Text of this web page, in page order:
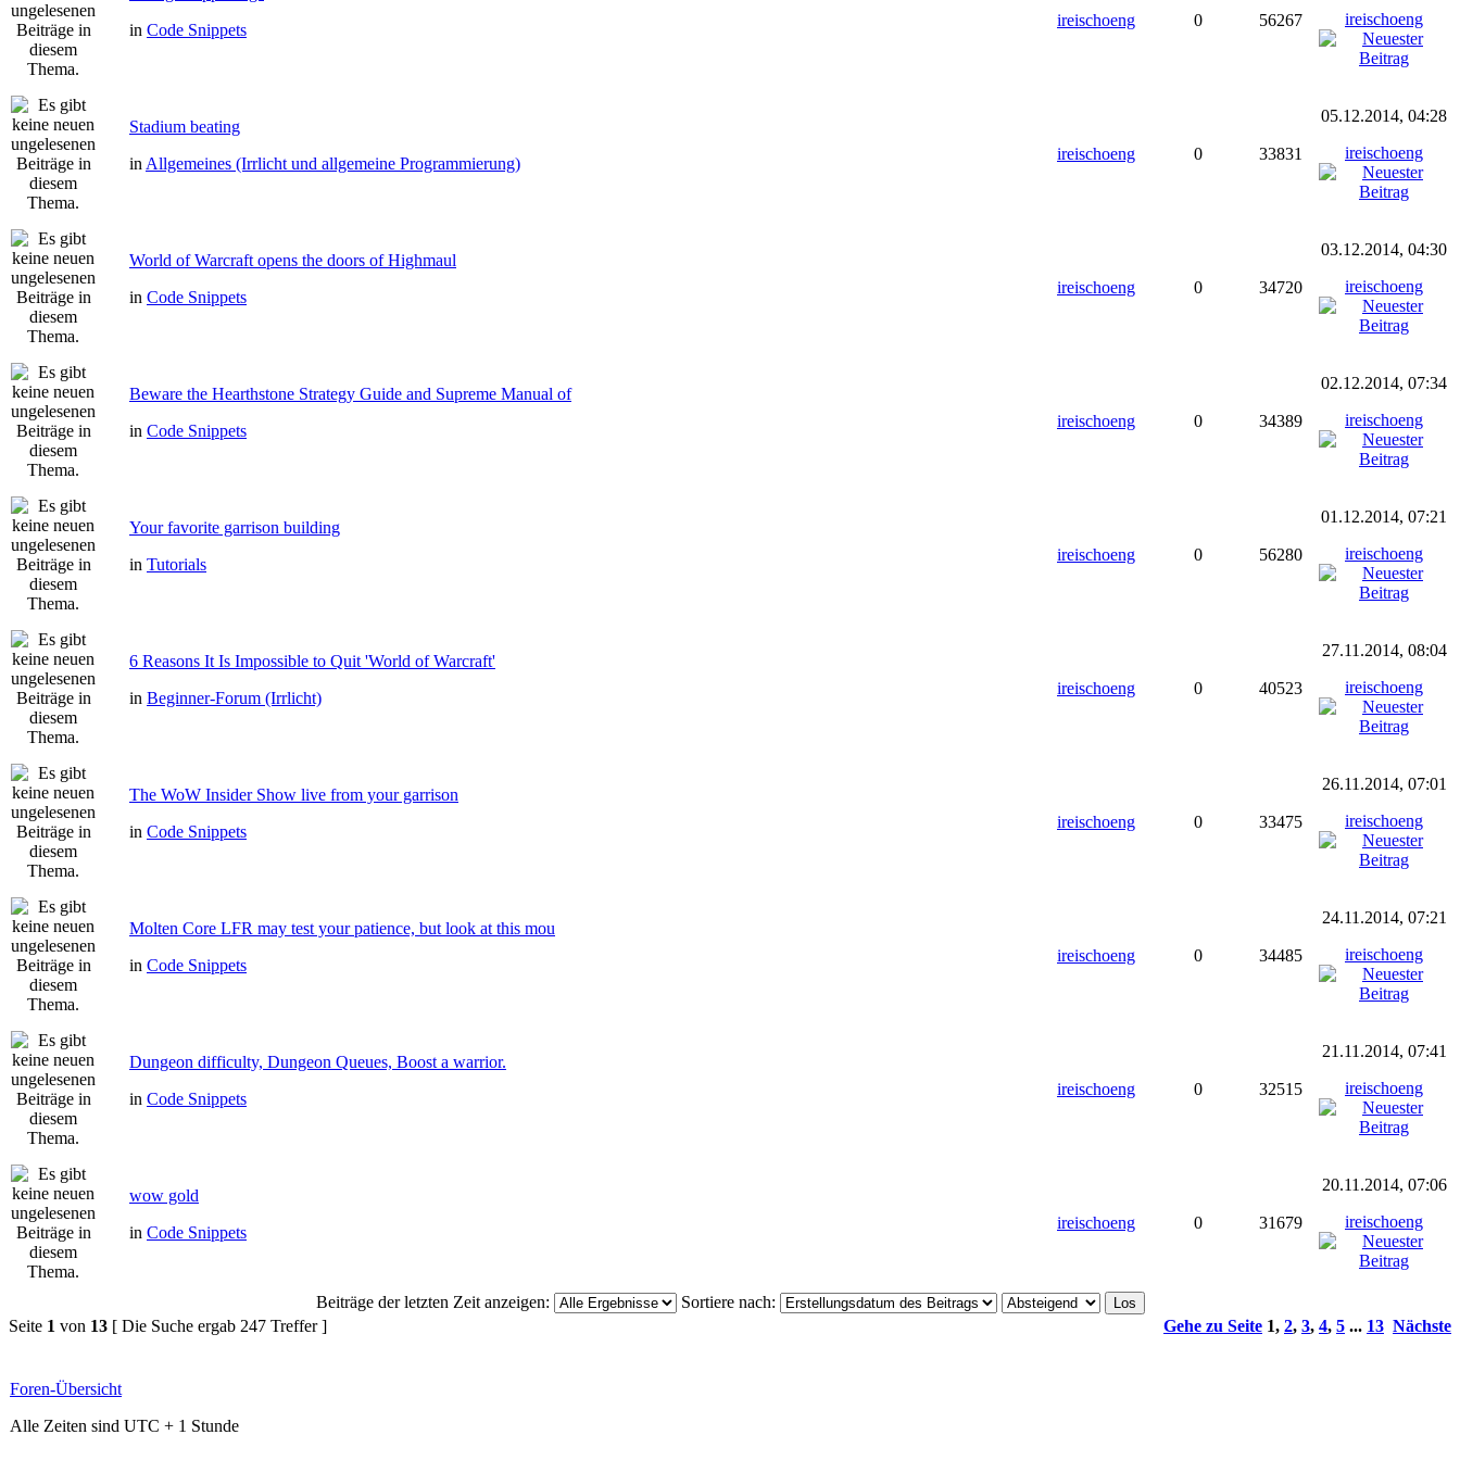
in Code Snippets
ireischoeng 0 56267
ireischoeng
Stadium beating
in Allgemeines (Irrlicht und allgemeine Programmierung)
ireischoeng 0 33831
05.12.2014, 04:28
ireischoeng
World of Warcraft opens the doors of Highmaul
in Code Snippets
ireischoeng 0 34720
03.12.2014, 04:30
ireischoeng
Beware the Hearthstone Strategy Guide and Supreme Manual of
in Code Snippets
ireischoeng 0 34389
02.12.2014, 07:34
ireischoeng
Your favorite garrison building
in Tutorials
ireischoeng 0 56280
01.12.2014, 07:21
ireischoeng
6 Reasons It Is Impossible to Quit 'World of Warcraft'
in Beginner-Forum (Irrlicht)
ireischoeng 0 40523
27.11.2014, 08:04
ireischoeng
The WoW Insider Show live from your garrison
in Code Snippets
ireischoeng 0 33475
26.11.2014, 07:01
ireischoeng
Molten Core LFR may test your patience, but look at this mou
in Code Snippets
ireischoeng 0 34485
24.11.2014, 07:21
ireischoeng
Dungeon difficulty, Dungeon Queues, Boost a warrior.
in Code Snippets
ireischoeng 0 32515
21.11.2014, 07:41
ireischoeng
wow gold
in Code Snippets
ireischoeng 0 31679
20.11.2014, 07:06
ireischoeng
Beiträge der letzten Zeit anzeigen:
Sortiere nach:
Seite 1 von 13 [ Die Suche ergab 247 Treffer ] Gehe zu Seite 1, 2, 3, 4, 5 ... 13 Nächste
Foren-Übersicht
Alle Zeiten sind UTC + 1 Stunde